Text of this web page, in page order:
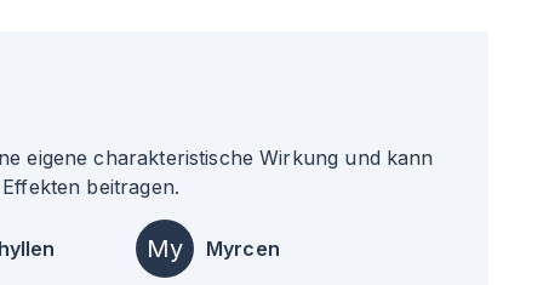
eigene charakteristische Wirkung und kann
beitragen.
My Myrcen